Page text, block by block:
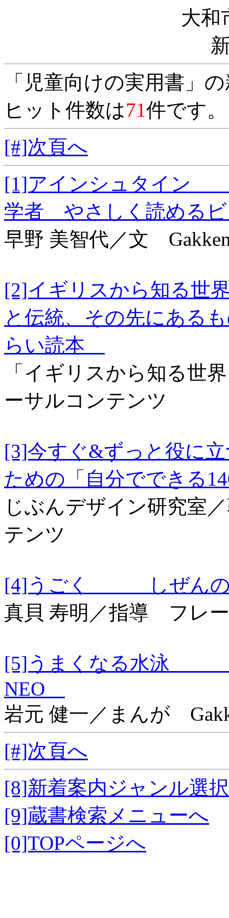
大和
「児童向けの実用書」
ヒット件数は71件です
[#]次頁へ
[1]アインシュタイン
学者 やさしく読める
早野 美智代／文
[2]イギリスから知る
と伝統、その先にある
らい読本
「イギリスから知る世
ーサルコンテンツ
[3]今すぐ&ずっと役に
ための「自分ででき
じぶんデザイン研究室
テンツ
[4]うごく しぜんの
真貝 寿明／指導 フレ
[5]うまくなる水泳
NEO
岩元 健一／まんが
[#]次頁へ
[8]新着案内ジャンル選
[9]蔵書検索メニューへ
[0]TOPページへ